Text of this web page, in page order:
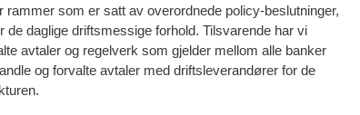
rammer som er satt av overordnede policy-beslutninger,
daglige driftsmessige forhold. Tilsvarende har vi
avtaler og regelverk som gjelder mellom alle banker
og forvalte avtaler med driftsleverandører for de